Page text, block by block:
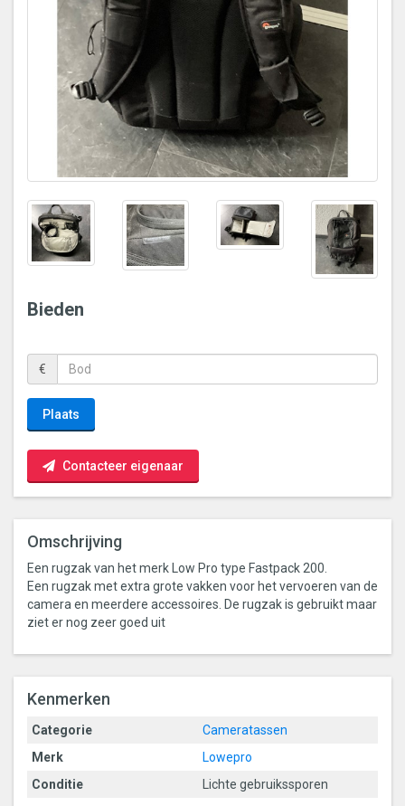
Bieden
€
Plaats
Contacteer eigenaar
Omschrijving
Een rugzak van het merk Low Pro type Fastpack 200.
Een rugzak met extra grote vakken voor het vervoeren van de
camera en meerdere accessoires. De rugzak is gebruikt maar
ziet er nog zeer goed uit
Kenmerken
Categorie
Cameratassen
Merk
Lowepro
Conditie
Lichte gebruikssporen